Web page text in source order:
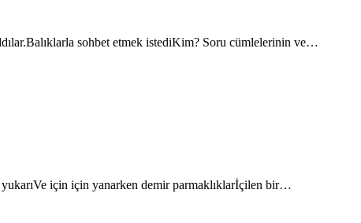
sohbet etmek istediKim? Soru cümlelerinin ve…
için için yanarken demir parmaklıklarİçilen bir…